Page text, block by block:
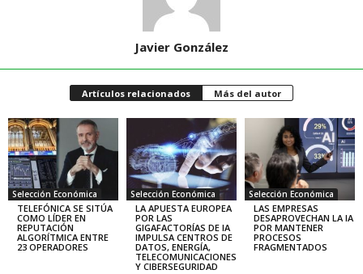
Javier González
Artículos relacionados Más del autor
Selección Económica
TELEFÓNICA SE SITÚA
COMO LÍDER EN
REPUTACIÓN
ALGORÍTMICA ENTRE
23 OPERADORES
Selección Económica
LA APUESTA EUROPEA
POR LAS
GIGAFACTORÍAS DE IA
IMPULSA CENTROS DE
DATOS, ENERGÍA,
TELECOMUNICACIONES
Y CIBERSEGURIDAD
Selección Económica
LAS EMPRESAS
DESAPROVECHAN LA IA
POR MANTENER
PROCESOS
FRAGMENTADOS